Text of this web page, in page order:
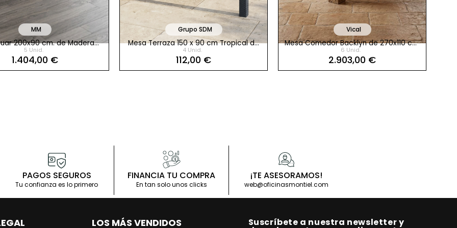
MM
200x90 cm. de Madera
Maciza
5 Unid.
1.404,00 €
Grupo SDM
Mesa Terraza 150 x 90 cm Tropical de
Grupo SDM
4 Unid.
112,00 €
Vical
Mesa Comedor Backlyn de 270x110 cm.
Madera Marrón
6 Unid.
2.903,00 €
de Grupo SDM
Comprar producto
PAGOS SEGUROS
Tu confianza es lo primero
FINANCIA TU COMPRA
En tan solo unos clicks
¡TE ASESORAMOS!
web@oficinasmontiel.com
LOS MÁS VENDIDOS Suscríbete a nuestra newsletter y